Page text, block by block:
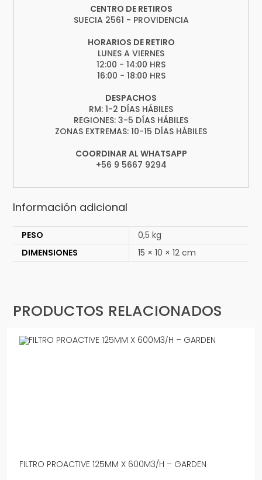
CENTRO DE RETIROS
SUECIA 2561 - PROVIDENCIA
HORARIOS DE RETIRO
LUNES A VIERNES
12:00 - 14:00 HRS
16:00 - 18:00 HRS
DESPACHOS
RM: 1-2 DÍAS HÁBILES
REGIONES: 3-5 DÍAS HÁBILES
ZONAS EXTREMAS: 10-15 DÍAS HÁBILES
COORDINAR AL WHATSAPP
+56 9 5667 9294
Información adicional
PESO
0,5 kg
DIMENSIONES
15 × 10 × 12 cm
PRODUCTOS RELACIONADOS
FILTRO PROACTIVE 125MM X 600M3/H – GARDEN